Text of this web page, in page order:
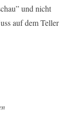
und nicht
auf dem Teller